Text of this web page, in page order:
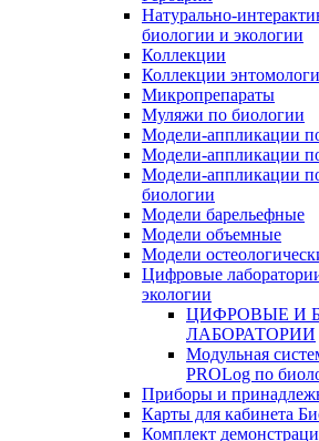
Натурально-
биологии и экологии
Коллекции
Коллекции
Микропрепараты
Муляжи по биологии
Модели-аппликации
Модели-аппликации
Модели-аппликации
биологии
Модели барельефные
Модели объемные
Модели
Цифровые
экологии
ЦИФРОВЫЕ И
ЛАБОРАТОРИИ
Модульная
PROLog по
Приборы и
Карты для кабинета
Комплект